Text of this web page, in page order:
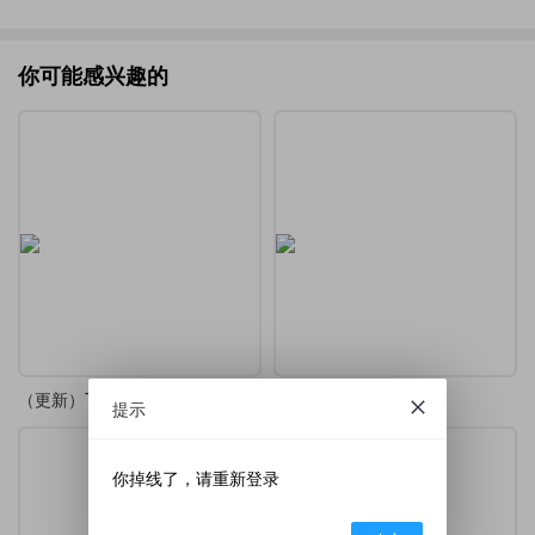
你可能感兴趣的
（更新）TikZ-Editor 中文版 TikZ-Editor 中文版
提示
你掉线了，请重新登录